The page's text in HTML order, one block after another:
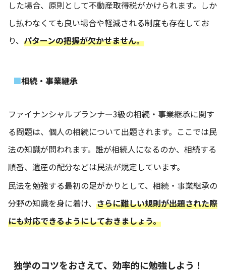
した場合、原則として不動産取得税がかけられます。しか
し払わなくても良い場合や軽減される制度も存在してお
り、 パターンの把握が欠かせません。
相続・事業継承
ファイナンシャルプランナー3級の相続・事業継承に関す
る問題は、個人の相続について出題されます。ここでは民
法の知識が問われます。誰が相続人になるのか、相続する
順番、遺産の配分などは民法が規定しています。
民法を勉強する最初の足がかりとして、相続・事業継承の
分野の知識を身に着け、 さらに難しい規則が出題された際
にも対応できるようにしておきましょう。
独学のコツをおさえて、効率的に勉強しよう！